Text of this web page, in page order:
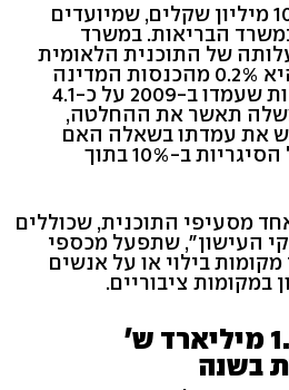
עלות התוכנית היא כ-10 מיליון שקלים, שמיועדים
הבריאות. במשרד
של התוכנית הלאומית
לצמצום נזקי העישון היא 0.2% מהכנסות המדינה
ממיסים על טבק, הכנסות שעמדו ב-2009 על כ-4.1
תאשר את ההחלטה,
את עמדתו בשאלה האם
להעלות את המיסוי על הסיגריות ב-10% בתוך
מסעיפי התוכנית, שכוללים
העישון", שתפעל מכספי
בילוי או על אנשים
במקומות ציבוריים.
מחיר העישון: 1.75 מיליארד ש'